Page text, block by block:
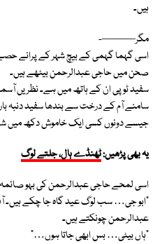
ہیں۔
مگر———-
اسی گہما گہمی کے بیچ شہر کے پرانے
صحن میں حاجی عبدالرحمن بیٹھے ہیں۔
سفید ٹوپی ان کے ہاتھ میں ہے۔ نظریں
سامنے آم کے درخت سے بندھا سفید دنبہ بار
جیسے دونوں کسی ایک خاموش دکھ میں
یہ بھی پڑھیں:ٹھنڈے ہال، جلتے لوگ
اسی لمحے حاجی عبدالرحمن کی بہو
“ابو جی… سب لوگ عید گاہ جا چکے ہیں۔
عبدالرحمن چونکتے ہیں۔
“ہاں بیٹی… بس ابھی جاتا ہوں…”